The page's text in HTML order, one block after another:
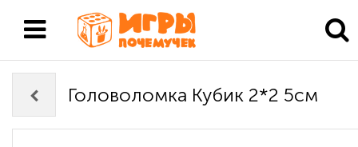
Головоломка Кубик 2*2 5см